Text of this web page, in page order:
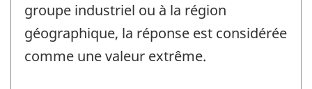
groupe industriel ou à la région
géographique, la réponse est considérée
comme une valeur extrême.